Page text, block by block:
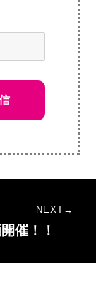
NEXT
催！！